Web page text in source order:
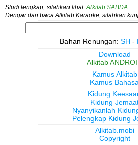
Studi lengkap, silahkan lihat: Alkitab SABDA
Dengar dan baca Alkitab Karaoke, silahkan
Bahan Renungan: SH -
Download
Alkitab
Kamus Alkitab
Kamus Bahasa
Kidung
Kidung
Nyanyikanlah
Pelengkap Kidung
Alkitab.mobi
Copyright